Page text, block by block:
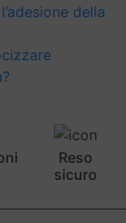
della
Reso
sicuro